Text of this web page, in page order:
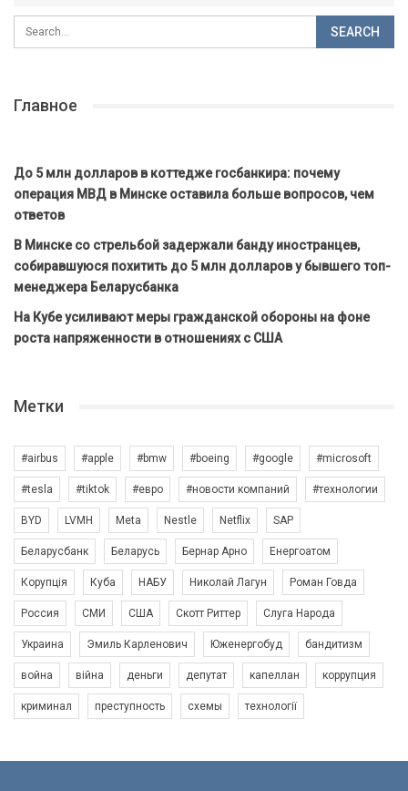
Главное
До 5 млн долларов в коттедже госбанкира: почему
операция МВД в Минске оставила больше вопросов, чем
ответов
В Минске со стрельбой задержали банду иностранцев,
собиравшуюся похитить до 5 млн долларов у бывшего топ-
менеджера Беларусбанка
На Кубе усиливают меры гражданской обороны на фоне
роста напряженности в отношениях с США
Метки
#airbus #apple #bmw #boeing #google #microsoft
#tesla #tiktok #евро #новости компаний #технологии
BYD LVMH Meta Nestle Netflix SAP
Беларусбанк Беларусь Бернар Арно Енергоатом
Корупція Куба НАБУ Николай Лагун Роман Говда
Россия СМИ США Скотт Риттер Слуга Народа
Украина Эмиль Карленович Юженергобуд бандитизм
война війна деньги депутат капеллан коррупция
криминал преступность схемы технології